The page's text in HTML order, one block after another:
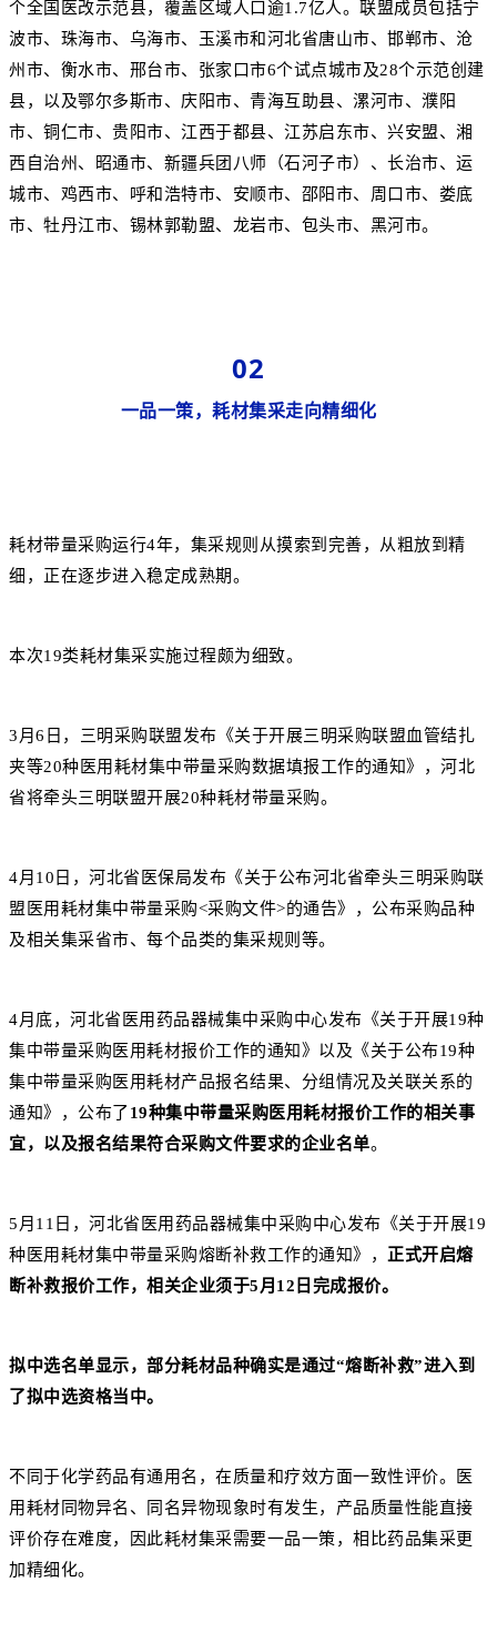
个全国医改示范县，覆盖区域人口逾1.7亿人。联盟成员包括宁
波市、珠海市、乌海市、玉溪市和河北省唐山市、邯郸市、沧
州市、衡水市、邢台市、张家口市6个试点城市及28个示范创建
县，以及鄂尔多斯市、庆阳市、青海互助县、漯河市、濮阳
市、铜仁市、贵阳市、江西于都县、江苏启东市、兴安盟、湘
西自治州、昭通市、新疆兵团八师（石河子市）、长治市、运
城市、鸡西市、呼和浩特市、安顺市、邵阳市、周口市、娄底
市、牡丹江市、锡林郭勒盟、龙岩市、包头市、黑河市。
02
一品一策，耗材集采走向精细化
耗材带量采购运行4年，集采规则从摸索到完善，从粗放到精
细，正在逐步进入稳定成熟期。
本次19类耗材集采实施过程颇为细致。
3月6日，三明采购联盟发布《关于开展三明采购联盟血管结扎
夹等20种医用耗材集中带量采购数据填报工作的通知》，河北
省将牵头三明联盟开展20种耗材带量采购。
4月10日，河北省医保局发布《关于公布河北省牵头三明采购联
盟医用耗材集中带量采购<采购文件>的通告》，公布采购品种
及相关集采省市、每个品类的集采规则等。
4月底，河北省医用药品器械集中采购中心发布《关于开展19种
集中带量采购医用耗材报价工作的通知》以及《关于公布19种
集中带量采购医用耗材产品报名结果、分组情况及关联关系的
通知》，公布了 19种集中带量采购医用耗材报价工作的相关事
宜，以及报名结果符合采购文件要求的企业名单。
5月11日，河北省医用药品器械集中采购中心发布《关于开展19
种医用耗材集中带量采购熔断补救工作的通知》，
正式开启熔
断补救报价工作，相关企业须于5月12日完成报价。
拟中选名单显示，部分耗材品种确实是通过“熔断补救”进入到
了拟中选资格当中。
不同于化学药品有通用名，在质量和疗效方面一致性评价。医
用耗材同物异名、同名异物现象时有发生，产品质量性能直接
评价存在难度，因此耗材集采需要一品一策，相比药品集采更
加精细化。